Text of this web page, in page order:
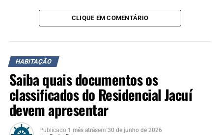
empreendimento Cooperpoli, com 168 residências.
A SEGUIR UP
Obras do Residencial Quero-Quero em Canoas recebem
visita do Governo Federal
NÃO SE ESQUEÇA
89 famílias canoenses atingidas pelas enchentes recebem
chaves de novos apartamentos
CLIQUE EM COMENTÁRIO
HABITAÇÃO
Saiba quais documentos os
classificados do Residencial Jacuí
devem apresentar
Publicado 1 mês atrásem 30 de junho de 2026